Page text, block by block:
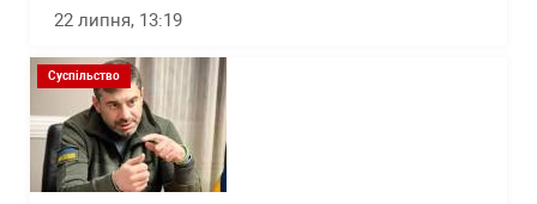
22 липня, 13:19
Суспільство